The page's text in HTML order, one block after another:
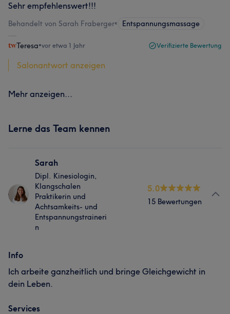
Sehr empfehlenswert!!!
Behandelt von Sarah Fraberger• Entspannungsmassage
Teresa•vor etwa 1 Jahr Verifizierte Bewertung
Salonantwort anzeigen
Mehr anzeigen...
Lerne das Team kennen
Sarah
Dipl. Kinesiologin,
Klangschalen
Praktikerin und
Achtsamkeits- und
Entspannungstraineri
n
5.0
15 Bewertungen
Info
Ich arbeite ganzheitlich und bringe Gleichgewicht in
dein Leben.
Services